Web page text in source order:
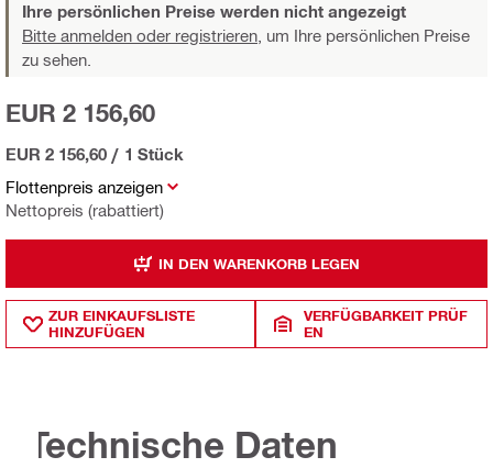
Ihre persönlichen Preise werden nicht angezeigt
Bitte anmelden oder registrieren, um Ihre persönlichen Preise
zu sehen.
Flottenpreis anzeigen
Nettopreis (rabattiert)
EUR 2 156,60
EUR 2 156,60 / 1 Stück
IN DEN WARENKORB LEGEN
ZUR EINKAUFSLISTE
HINZUFÜGEN
VERFÜGBARKEIT PRÜF
EN
Technische Daten